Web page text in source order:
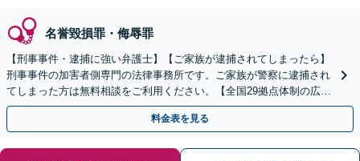
名誉毀損罪・侮辱罪
【刑事事件・逮捕に強い弁護士】【ご家族が逮捕されてしまったら】
刑事事件の加害者側専門の法律事務所です。ご家族が警察に逮捕され
てしまった方は無料相談をご利用ください。【全国29拠点体制の広域
対応】【弁護士待機中/当日中の電話相談可(予約制)】
料金表を見る